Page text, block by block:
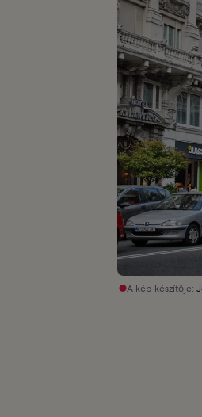
A kép készítője: